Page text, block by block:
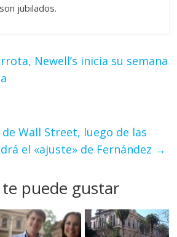
jubilados.
Newell’s inicia su semana
Wall Street, luego de las
el «ajuste» de Fernández →
puede gustar